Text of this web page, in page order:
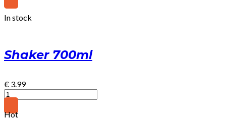
-
Hydration
In stock
Shaker 700ml
€ 3.99
Shaker
700ml
quantity
Hot